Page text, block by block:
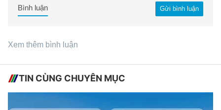
Gửi bình luận
Bình luận
Xem thêm bình luận
TIN CÙNG CHUYÊN MỤC